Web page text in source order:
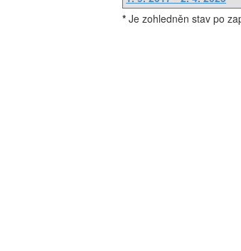
* Je zohledněn stav po